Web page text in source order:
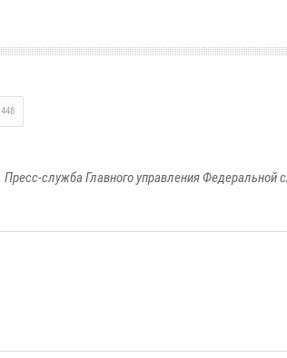
448
Пресс-служба Главного управления